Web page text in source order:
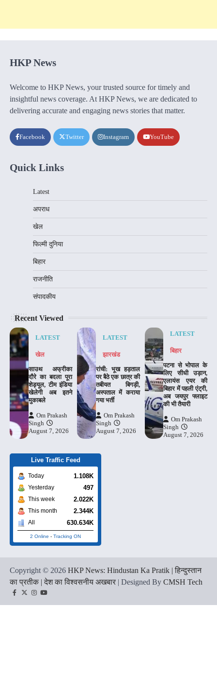
HKP News
Welcome to HKP News, your trusted source for timely and
insightful news coverage. At HKP News, we are dedicated to
delivering accurate and engaging news stories that matter.
Facebook Twitter Instagram YouTube
Quick Links
Latest
अपराध
खेल
फिल्मी दुनिया
बिहार
राजनीति
संपादकीय
Recent Viewed
LATEST
खेल
साउथ अफ्रीका
दौरे का बदला पूरा
शेड्यूल, टीम इंडिया
खेलेगी अब इतने
मुकाबले
Om Prakash
Singh
August 7, 2026
LATEST
झारखंड
रांची: भूख हड़ताल
पर बैठे एक छात्र की
तबीयत बिगड़ी,
अस्पताल में कराया
गया भर्ती
Om Prakash
Singh
August 7, 2026
LATEST
बिहार
पटना से भोपाल के
लिए सीधी उड़ान,
एलायंस एयर की
बिहार में पहली एंट्री,
अब जयपुर फ्लाइट
की भी तैयारी
Om Prakash
Singh
August 7, 2026
Live Traffic Feed
Today 1.108K
Yesterday 497
This week 2.022K
This month 2.344K
All 630.634K
2 Online - Tracking ON
Copyright © 2026 HKP News: Hindustan Ka Pratik | हिन्दुस्तान
का प्रतीक | देश का विश्वसनीय अखबार | Designed By CMSH Tech
Facebook
TwitterInstagram
YouTube